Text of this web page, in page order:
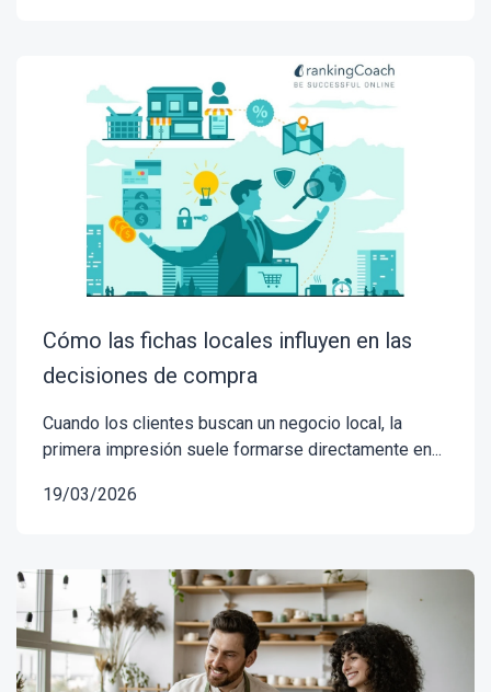
Cómo las fichas locales influyen en las
decisiones de compra
Cuando los clientes buscan un negocio local, la
primera impresión suele formarse directamente en...
19/03/2026